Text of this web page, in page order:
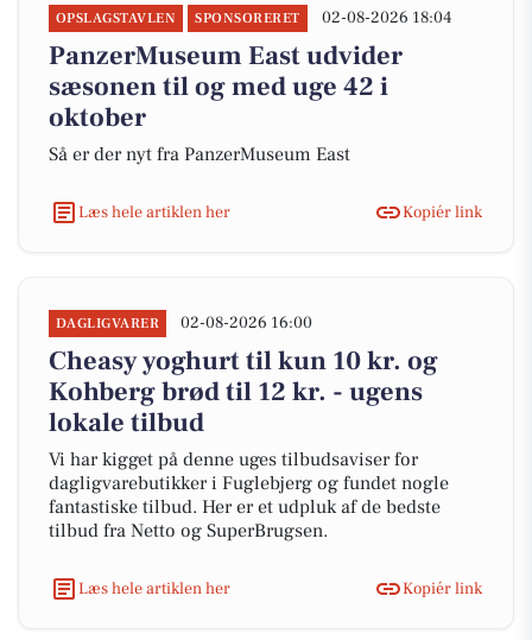
OPSLAGSTAVLEN SPONSORERET 02-08-2026 18:04
PanzerMuseum East udvider
sæsonen til og med uge 42 i
oktober
Så er der nyt fra PanzerMuseum East
Læs hele artiklen her Kopiér link
DAGLIGVARER 02-08-2026 16:00
Cheasy yoghurt til kun 10 kr. og
Kohberg brød til 12 kr. - ugens
lokale tilbud
Vi har kigget på denne uges tilbudsaviser for
dagligvarebutikker i Fuglebjerg og fundet nogle
fantastiske tilbud. Her er et udpluk af de bedste
tilbud fra Netto og SuperBrugsen.
Læs hele artiklen her Kopiér link